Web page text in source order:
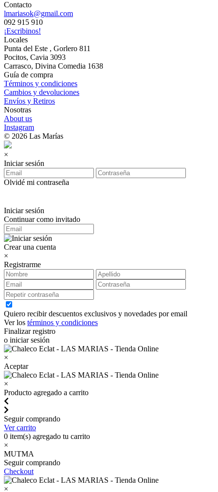
Contacto
lmariasok@gmail.com
092 915 910
¡Escribinos!
Locales
Punta del Este , Gorlero 811
Pocitos, Cavia 3093
Carrasco, Divina Comedia 1638
Guía de compra
Términos y condiciones
Cambios y devoluciones
Envíos y Retiros
Nosotras
About us
Instagram
© 2026 Las Marías
×
Iniciar sesión
Olvidé mi contraseña
Iniciar sesión
Continuar como invitado
Crear una cuenta
×
Registrarme
Quiero recibir descuentos exclusivos y novedades por email
Ver los términos y condiciones
Finalizar registro
o iniciar sesión
×
Aceptar
×
Producto agregado a carrito
Seguir comprando
Ver carrito
0 item(s) agregado tu carrito
×
MUTMA
Seguir comprando
Checkout
×